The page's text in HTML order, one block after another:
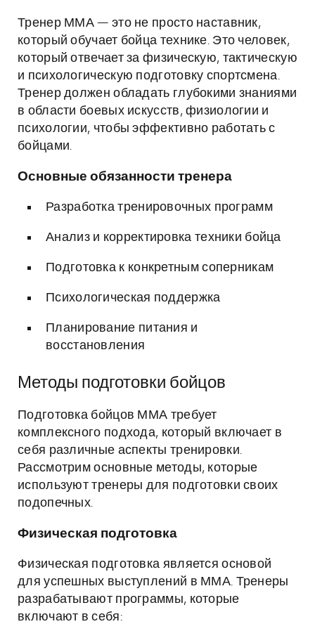
Тренер ММА — это не просто наставник,
который обучает бойца технике. Это человек,
который отвечает за физическую, тактическую
и психологическую подготовку спортсмена.
Тренер должен обладать глубокими знаниями
в области боевых искусств, физиологии и
психологии, чтобы эффективно работать с
бойцами.
Основные обязанности тренера
Разработка тренировочных программ
Анализ и корректировка техники бойца
Подготовка к конкретным соперникам
Психологическая поддержка
Планирование питания и
восстановления
Методы подготовки бойцов
Подготовка бойцов ММА требует
комплексного подхода, который включает в
себя различные аспекты тренировки.
Рассмотрим основные методы, которые
используют тренеры для подготовки своих
подопечных.
Физическая подготовка
Физическая подготовка является основой
для успешных выступлений в ММА. Тренеры
разрабатывают программы, которые
включают в себя: